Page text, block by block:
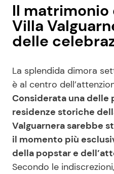
Il matrimonio
Villa
delle
La splendida dimora
è al centro
Considerata una delle
residenze storiche
Valguarnera sarebbe
il momento più
della popstar e
Secondo le